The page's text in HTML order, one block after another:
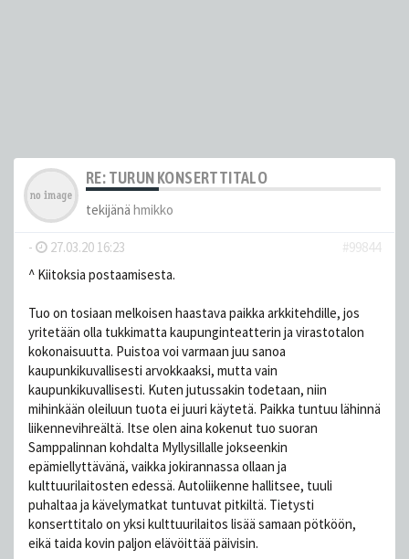
RE: TURUN KONSERTTITALO
tekijänä hmikko
- 27.03.20 16:23
#99844
^ Kiitoksia postaamisesta.
Tuo on tosiaan melkoisen haastava paikka arkkitehdille, jos
yritetään olla tukkimatta kaupunginteatterin ja virastotalon
kokonaisuutta. Puistoa voi varmaan juu sanoa
kaupunkikuvallisesti arvokkaaksi, mutta vain
kaupunkikuvallisesti. Kuten jutussakin todetaan, niin
mihinkään oleiluun tuota ei juuri käytetä. Paikka tuntuu lähinnä
liikennevihreältä. Itse olen aina kokenut tuo suoran
Samppalinnan kohdalta Myllysillalle jokseenkin
epämiellyttävänä, vaikka jokirannassa ollaan ja
kulttuurilaitosten edessä. Autoliikenne hallitsee, tuuli
puhaltaa ja kävelymatkat tuntuvat pitkiltä. Tietysti
konserttitalo on yksi kulttuurilaitos lisää samaan pötköön,
eikä taida kovin paljon elävöittää päivisin.